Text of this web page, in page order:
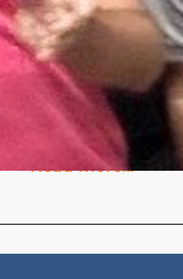
Unidade São
Micheli Armanje
A comunidade
equipamento de
Read More…